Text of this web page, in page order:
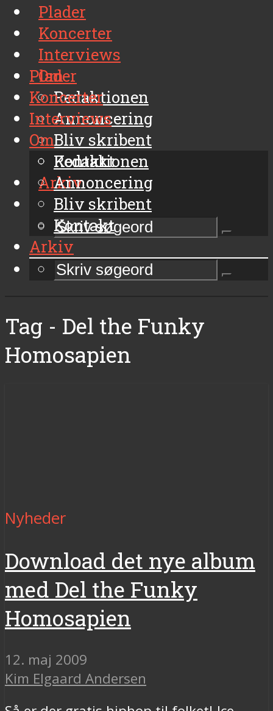
Plader
Koncerter
Interviews
Om
Redaktionen
Annoncering
Bliv skribent
Kontakt
Arkiv
Plader
Koncerter
Interviews
Om
Redaktionen
Annoncering
Bliv skribent
Kontakt
Arkiv
Tag - Del the Funky
Homosapien
Nyheder
Download det nye album
med Del the Funky
Homosapien
12. maj 2009
Kim Elgaard Andersen